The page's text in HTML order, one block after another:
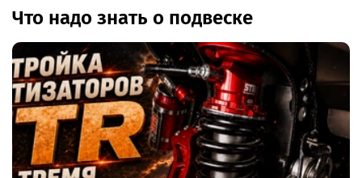
Что надо знать о подвеске